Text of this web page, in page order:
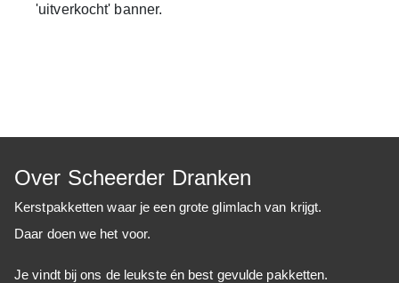
'uitverkocht' banner.
Over Scheerder Dranken
Kerstpakketten waar je een grote glimlach van krijgt.
Daar doen we het voor.
Je vindt bij ons de leukste én best gevulde pakketten.